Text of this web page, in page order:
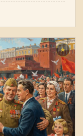
★